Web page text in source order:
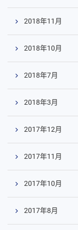
2018年11月
2018年10月
2018年7月
2018年3月
2017年12月
2017年11月
2017年10月
2017年8月